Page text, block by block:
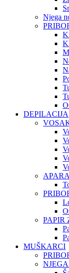
Njega
DEPILACIJA
PAPIR
MUŠKARCI